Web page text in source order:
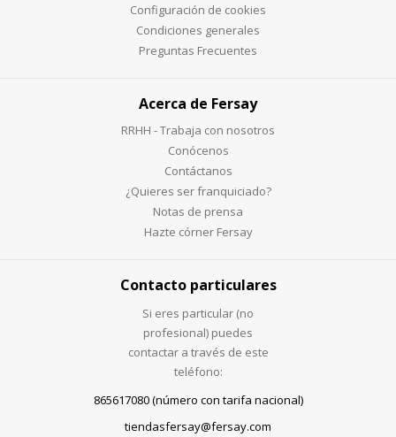
Configuración de cookies
Condiciones generales
Preguntas Frecuentes
Acerca de Fersay
RRHH - Trabaja con nosotros
Conócenos
Contáctanos
¿Quieres ser franquiciado?
Notas de prensa
Hazte córner Fersay
Contacto particulares
Si eres particular (no
profesional) puedes
contactar a través de este
teléfono:
865617080 (número con tarifa nacional)
tiendasfersay@fersay.com